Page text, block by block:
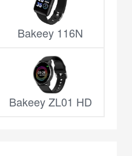
Bakeey 116N
Bakeey ZL01 HD